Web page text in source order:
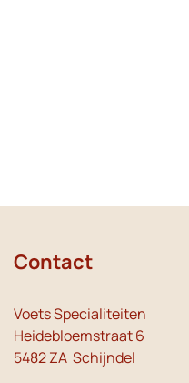
Contact
Voets Specialiteiten
Heidebloemstraat 6
5482 ZA Schijndel